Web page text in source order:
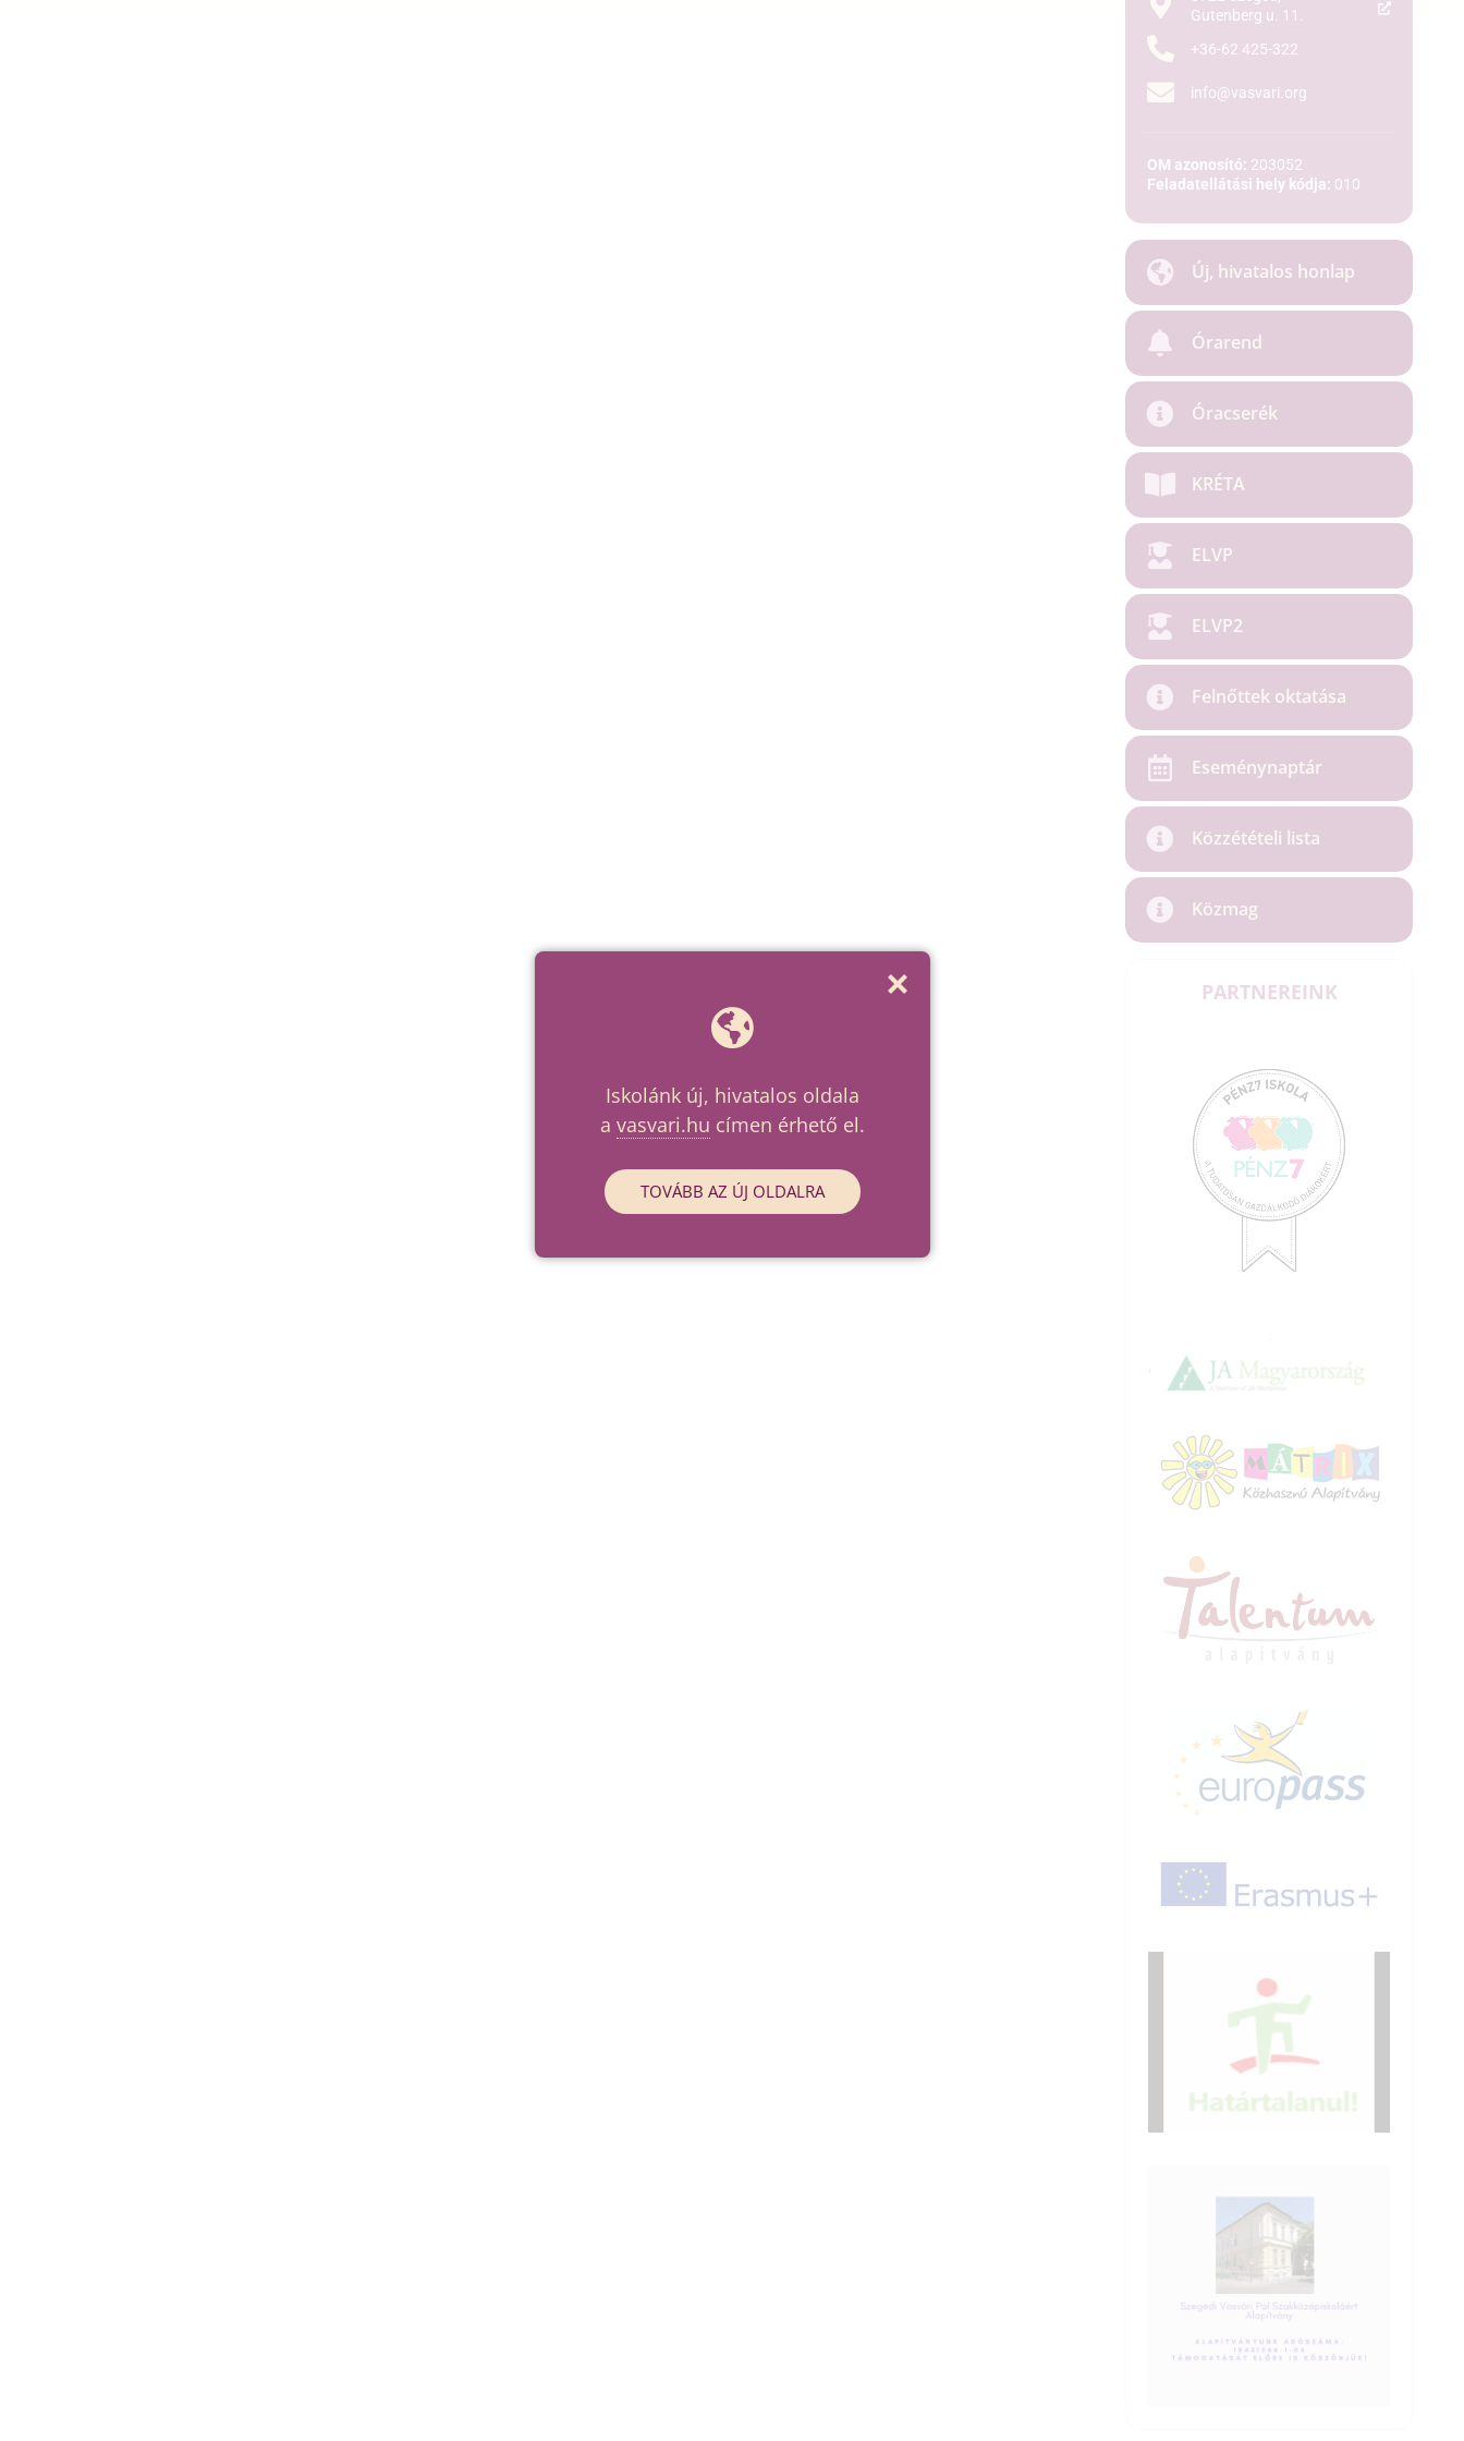
Gutenberg u. 11.
+36-62 425-322
info@vasvari.org
OM azonosító: 203052
Feladatellátási hely kódja: 010
Új, hivatalos honlap
Órarend
Óracserék
KRÉTA
ELVP
ELVP2
Felnőttek oktatása
Eseménynaptár
Közzétételi lista
Közmag
PARTNEREINK
Iskolánk új, hivatalos oldala
a vasvari.hu címen érhető el.
TOVÁBB AZ ÚJ OLDALRA